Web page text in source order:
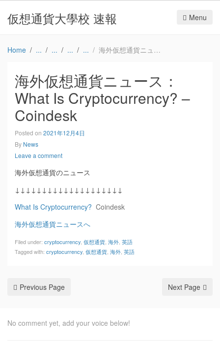
仮想通貨大學校 速報 Menu
Home 海外仮想通貨ニュース：What Is Cryptocurrency? – Coindesk
海外仮想通貨ニュース：
What Is Cryptocurrency? –
Coindesk
Posted on 2021年12月4日
By News
Leave a comment
海外仮想通貨のニュース
↓↓↓↓↓↓↓↓↓↓↓↓↓↓↓↓↓↓↓↓
What Is Cryptocurrency? Coindesk
海外仮想通貨ニュースへ
Filed under: cryptocurrency 仮想通貨 海外 英語
Tagged with: cryptocurrency 仮想通貨 海外 英語
Previous Page Next Page
No comment yet, add your voice below!